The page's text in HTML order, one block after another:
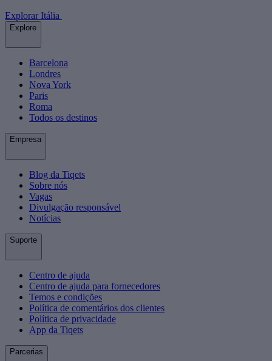
Explorar Itália
Explore
Barcelona
Londres
Nova York
Paris
Roma
Todos os destinos
Empresa
Blog da Tiqets
Sobre nós
Vagas
Divulgação responsável
Notícias
Suporte
Centro de ajuda
Centro de ajuda para fornecedores
Temos e condições
Política de comentários dos clientes
Política de privacidade
App da Tiqets
Parcerias